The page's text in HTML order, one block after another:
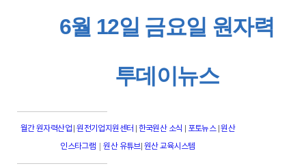
6월 12일 금요일 원자력
투데이뉴스
월간 원자력산업 |원전기업지원센터 | 한국원산 소식 | 포토뉴스 |원산
인스타그램 |원산 유튜브| 원산 교육시스템